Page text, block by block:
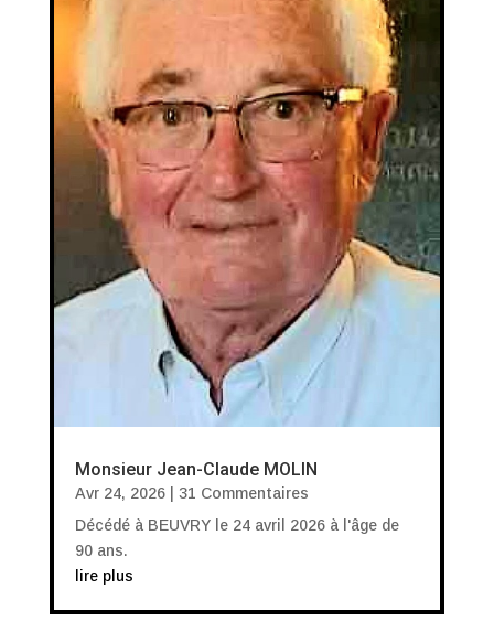
Monsieur Jean-Claude MOLIN
Avr 24, 2026| 31 Commentaires
Décédé à BEUVRY le 24 avril 2026 à l'âge de
90 ans.
lire plus